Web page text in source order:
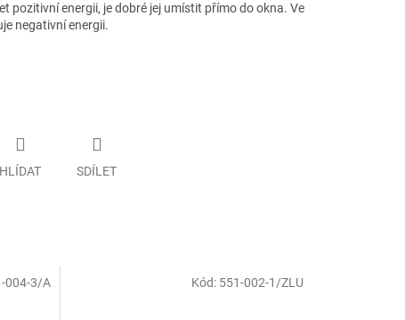
pozitivní energii, je dobré jej umístit přímo do okna. Ve
negativní energii.
HLÍDAT SDÍLET
004-3/A Kód: 551-002-1/ZLU